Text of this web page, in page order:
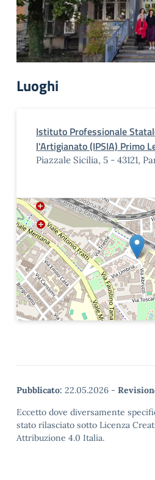
Luoghi
Istituto Professionale
l'Artigianato (IPSIA) Primo
Piazzale Sicilia, 5 - 43121,
Pubblicato: 22.05.2026 -
Eccetto dove diversamente
stato rilasciato sotto Licenza
Attribuzione 4.0 Italia.